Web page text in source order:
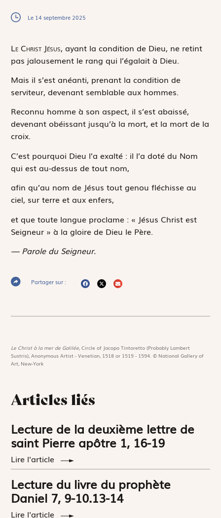
Le 14 septembre 2025
Le Christ Jésus, ayant la condition de Dieu, ne retint
pas jalousement le rang qui l’égalait à Dieu.
Mais il s’est anéanti, prenant la condition de
serviteur, devenant semblable aux hommes.
Reconnu homme à son aspect, il s’est abaissé,
devenant obéissant jusqu’à la mort, et la mort de la
croix.
C’est pourquoi Dieu l’a exalté : il l’a doté du Nom
qui est au-dessus de tout nom,
afin qu’au nom de Jésus tout genou fléchisse au
ciel, sur terre et aux enfers,
et que toute langue proclame : « Jésus Christ est
Seigneur » à la gloire de Dieu le Père.
— Parole du Seigneur.
Partager sur :
Le Christ à la mer de Galilée,Circle of Jacopo Tintoretto (Probably Lambert
Sustris), Anonymous Artist - Venetian, 1518 or 1519 - 1594. © National Gallery of
Art, New-York
Articles liés
Lecture de la deuxième lettre de
saint Pierre apôtre 1, 16-19
Lire l'article
Lecture du livre du prophète
Daniel 7, 9-10.13-14
Lire l'article